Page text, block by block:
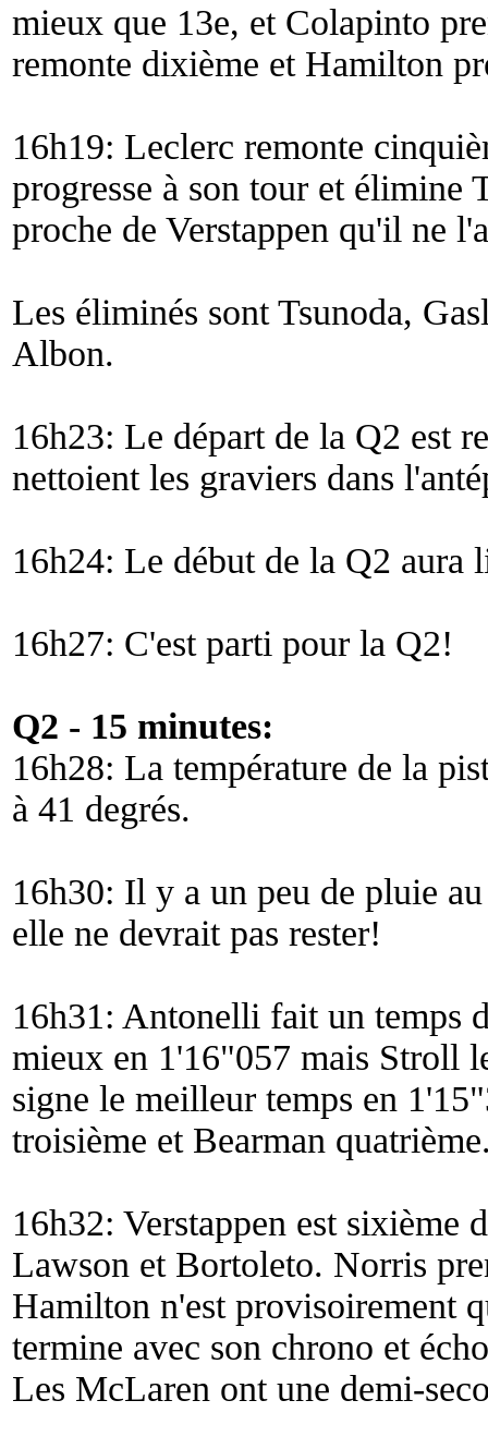
mieux que 13e, et Colapinto
remonte dixième et Hamilton
16h19: Leclerc remonte
progresse à son tour et élimine
proche de Verstappen qu'il ne
Les éliminés sont Tsunoda,
Albon.
16h23: Le départ de la Q2 est
nettoient les graviers dans
16h24: Le début de la Q2 aura
16h27: C'est parti pour la Q2!
Q2 - 15 minutes:
16h28: La température de la
à 41 degrés.
16h30: Il y a un peu de pluie
elle ne devrait pas rester!
16h31: Antonelli fait un temps
mieux en 1'16"057 mais Stroll
signe le meilleur temps en
troisième et Bearman
16h32: Verstappen est sixième
Lawson et Bortoleto. Norris
Hamilton n'est provisoirement
termine avec son chrono et
Les McLaren ont une demi-